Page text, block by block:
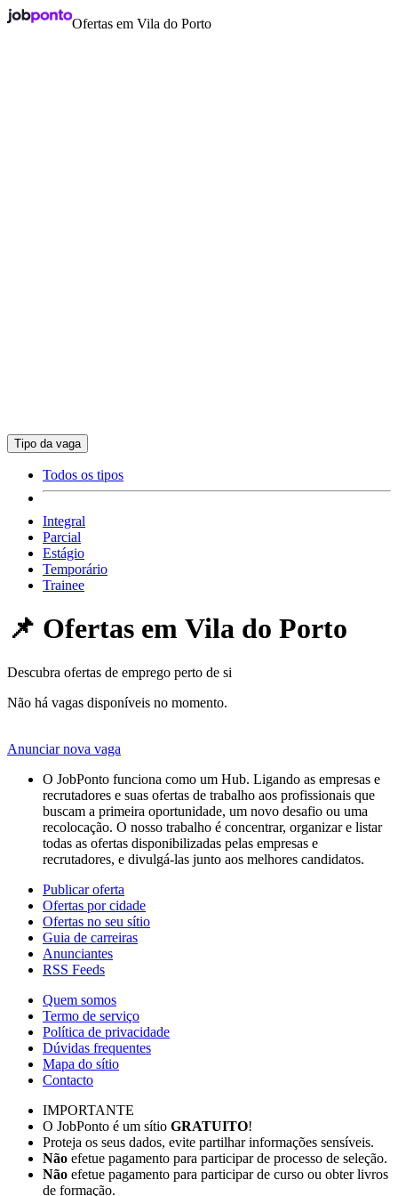
Ofertas em Vila do Porto
Tipo da vaga
Todos os tipos
Integral
Parcial
Estágio
Temporário
Trainee
📌 Ofertas em Vila do Porto
Descubra ofertas de emprego perto de si
Não há vagas disponíveis no momento.
Anunciar nova vaga
O JobPonto funciona como um Hub. Ligando as empresas e
recrutadores e suas ofertas de trabalho aos profissionais que
buscam a primeira oportunidade, um novo desafio ou uma
recolocação. O nosso trabalho é concentrar, organizar e listar
todas as ofertas disponibilizadas pelas empresas e
recrutadores, e divulgá-las junto aos melhores candidatos.
Publicar oferta
Ofertas por cidade
Ofertas no seu sítio
Guia de carreiras
Anunciantes
RSS Feeds
Quem somos
Termo de serviço
Política de privacidade
Dúvidas frequentes
Mapa do sítio
Contacto
IMPORTANTE
O JobPonto é um sítio GRATUITO!
Proteja os seus dados, evite partilhar informações sensíveis.
Não efetue pagamento para participar de processo de seleção.
Não efetue pagamento para participar de curso ou obter livros
de formação.